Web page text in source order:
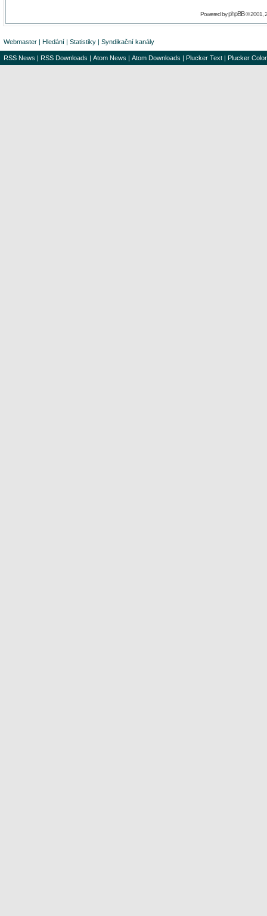
Powered byphpBB© 2001,
Webmaster | Hledání | Statistiky | Syndikační kanály
RSS News | RSS Downloads | Atom News | Atom Downloads | Plucker Text | Plucker Color